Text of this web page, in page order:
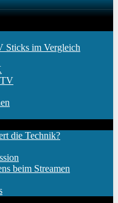
Sticks im Vergleich
TV
die Technik?
beim Streamen